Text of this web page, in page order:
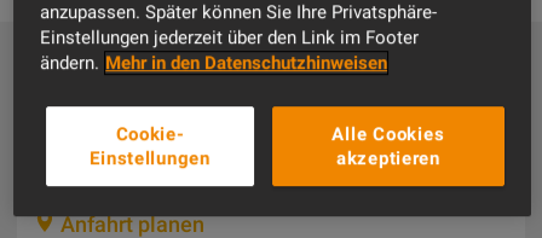
Solmsstrasse 83
60486 Frankfurt/Main
Anfahrt planen
anzupassen. Später können Sie Ihre Privatsphäre-
Einstellungen jederzeit über den Link im Footer
ändern. Mehr in den Datenschutzhinweisen
Alle Cookies
akzeptieren
Cookie-
Einstellungen